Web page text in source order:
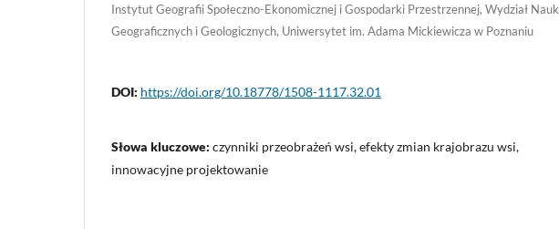
Instytut Geografii Społeczno-Ekonomicznej i Gospodarki Przestrzennej, Wydział Nauk
Geograficznych i Geologicznych, Uniwersytet im. Adama Mickiewicza w Poznaniu
DOI: https://doi.org/10.18778/1508-1117.32.01
Słowa kluczowe: czynniki przeobrażeń wsi, efekty zmian krajobrazu wsi,
innowacyjne projektowanie